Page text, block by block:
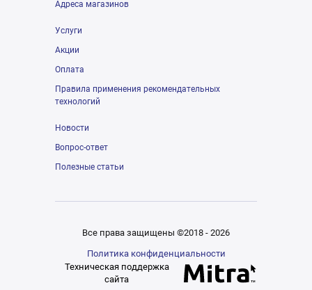
Адреса магазинов
Услуги
Акции
Оплата
Правила применения рекомендательных
технологий
Новости
Вопрос-ответ
Полезные статьи
Все права защищены ©2018 - 2026
Политика конфиденциальности
Техническая поддержка
сайта